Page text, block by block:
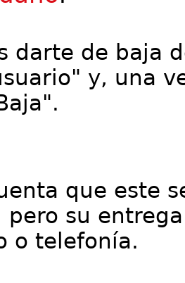
darte de baja
y, una
que este
pero su
o telefonía.